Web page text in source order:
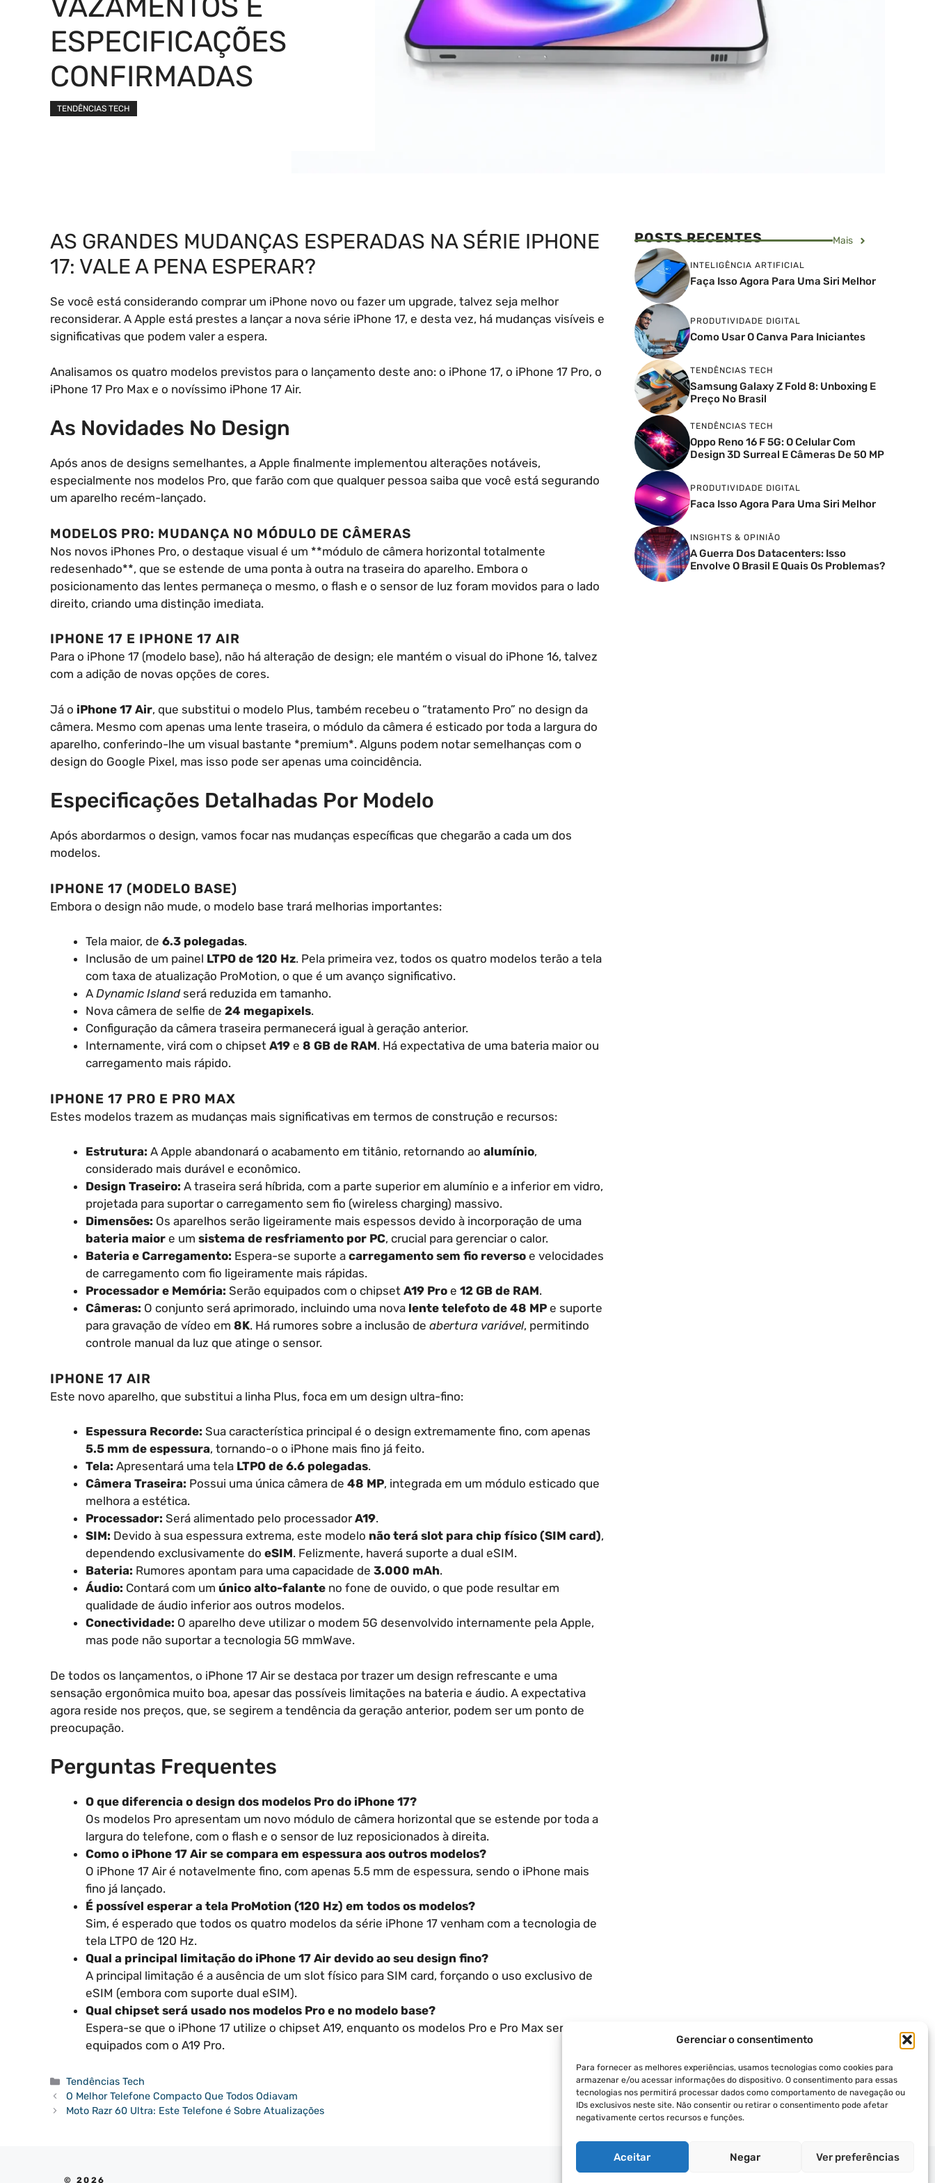
Gerenciar o consentimento
Para fornecer as melhores experiências, usamos tecnologias como cookies para
armazenar e/ou acessar informações do dispositivo. O consentimento para essas
tecnologias nos permitirá processar dados como comportamento de navegação ou
IDs exclusivos neste site. Não consentir ou retirar o consentimento pode afetar
negativamente certos recursos e funções.
Aceitar Negar Ver preferências
ESPECIFICAÇÕES
CONFIRMADAS
TENDÊNCIAS TECH
AS GRANDES MUDANÇAS ESPERADAS NA SÉRIE IPHONE
17: VALE A PENA ESPERAR?
Se você está considerando comprar um iPhone novo ou fazer um upgrade, talvez seja melhor
reconsiderar. A Apple está prestes a lançar a nova série iPhone 17, e desta vez, há mudanças visíveis e
significativas que podem valer a espera.
Analisamos os quatro modelos previstos para o lançamento deste ano: o iPhone 17, o iPhone 17 Pro, o
iPhone 17 Pro Max e o novíssimo iPhone 17 Air.
As Novidades No Design
Após anos de designs semelhantes, a Apple finalmente implementou alterações notáveis,
especialmente nos modelos Pro, que farão com que qualquer pessoa saiba que você está segurando
um aparelho recém-lançado.
MODELOS PRO: MUDANÇA NO MÓDULO DE CÂMERAS
Nos novos iPhones Pro, o destaque visual é um **módulo de câmera horizontal totalmente
redesenhado**, que se estende de uma ponta à outra na traseira do aparelho. Embora o
posicionamento das lentes permaneça o mesmo, o flash e o sensor de luz foram movidos para o lado
direito, criando uma distinção imediata.
IPHONE 17 E IPHONE 17 AIR
Para o iPhone 17 (modelo base), não há alteração de design; ele mantém o visual do iPhone 16, talvez
com a adição de novas opções de cores.
Já o iPhone 17 Air, que substitui o modelo Plus, também recebeu o “tratamento Pro” no design da
câmera. Mesmo com apenas uma lente traseira, o módulo da câmera é esticado por toda a largura do
aparelho, conferindo-lhe um visual bastante *premium*. Alguns podem notar semelhanças com o
design do Google Pixel, mas isso pode ser apenas uma coincidência.
Especificações Detalhadas Por Modelo
Após abordarmos o design, vamos focar nas mudanças específicas que chegarão a cada um dos
modelos.
IPHONE 17 (MODELO BASE)
Embora o design não mude, o modelo base trará melhorias importantes:
Tela maior, de 6.3 polegadas.
Inclusão de um painel LTPO de 120 Hz. Pela primeira vez, todos os quatro modelos terão a tela
com taxa de atualização ProMotion, o que é um avanço significativo.
A Dynamic Islandserá reduzida em tamanho.
Nova câmera de selfie de 24 megapixels.
Configuração da câmera traseira permanecerá igual à geração anterior.
Internamente, virá com o chipset A19 e 8 GB de RAM. Há expectativa de uma bateria maior ou
carregamento mais rápido.
IPHONE 17 PRO E PRO MAX
Estes modelos trazem as mudanças mais significativas em termos de construção e recursos:
Estrutura: A Apple abandonará o acabamento em titânio, retornando ao alumínio,
considerado mais durável e econômico.
Design Traseiro: A traseira será híbrida, com a parte superior em alumínio e a inferior em vidro,
projetada para suportar o carregamento sem fio (wireless charging) massivo.
Dimensões: Os aparelhos serão ligeiramente mais espessos devido à incorporação de uma
bateria maior e um sistema de resfriamento por PC, crucial para gerenciar o calor.
Bateria e Carregamento: Espera-se suporte a carregamento sem fio reverso e velocidades
de carregamento com fio ligeiramente mais rápidas.
Processador e Memória: Serão equipados com o chipset A19 Pro e 12 GB de RAM.
Câmeras: O conjunto será aprimorado, incluindo uma nova lente telefoto de 48 MP e suporte
para gravação de vídeo em 8K. Há rumores sobre a inclusão de abertura variável, permitindo
controle manual da luz que atinge o sensor.
IPHONE 17 AIR
Este novo aparelho, que substitui a linha Plus, foca em um design ultra-fino:
Espessura Recorde: Sua característica principal é o design extremamente fino, com apenas
5.5 mm de espessura, tornando-o o iPhone mais fino já feito.
Tela: Apresentará uma tela LTPO de 6.6 polegadas.
Câmera Traseira: Possui uma única câmera de 48 MP, integrada em um módulo esticado que
melhora a estética.
Processador: Será alimentado pelo processadorA19.
SIM: Devido à sua espessura extrema, este modelo não terá slot para chip físico (SIM card),
dependendo exclusivamente do eSIM. Felizmente, haverá suporte a dual eSIM.
Bateria: Rumores apontam para uma capacidade de 3.000 mAh.
Áudio: Contará com um único alto-falante no fone de ouvido, o que pode resultar em
qualidade de áudio inferior aos outros modelos.
Conectividade: O aparelho deve utilizar o modem 5G desenvolvido internamente pela Apple,
mas pode não suportar a tecnologia 5G mmWave.
De todos os lançamentos, o iPhone 17 Air se destaca por trazer um design refrescante e uma
sensação ergonômica muito boa, apesar das possíveis limitações na bateria e áudio. A expectativa
agora reside nos preços, que, se segirem a tendência da geração anterior, podem ser um ponto de
preocupação.
Perguntas Frequentes
O que diferencia o design dos modelos Pro do iPhone 17?
Os modelos Pro apresentam um novo módulo de câmera horizontal que se estende por toda a
largura do telefone, com o flash e o sensor de luz reposicionados à direita.
Como o iPhone 17 Air se compara em espessura aos outros modelos?
O iPhone 17 Air é notavelmente fino, com apenas 5.5 mm de espessura, sendo o iPhone mais
fino já lançado.
É possível esperar a tela ProMotion (120 Hz) em todos os modelos?
Sim, é esperado que todos os quatro modelos da série iPhone 17 venham com a tecnologia de
tela LTPO de 120 Hz.
Qual a principal limitação do iPhone 17 Air devido ao seu design fino?
A principal limitação é a ausência de um slot físico para SIM card, forçando o uso exclusivo de
eSIM (embora com suporte dual eSIM).
Qual chipset será usado nos modelos Pro e no modelo base?
Espera-se que o iPhone 17 utilize o chipset A19, enquanto os modelos Pro e Pro Max serão
equipados com o A19 Pro.
Categorias
Tendências Tech
O Melhor Telefone Compacto Que Todos Odiavam
Moto Razr 60 Ultra: Este Telefone é Sobre Atualizações
POSTS RECENTES Mais
INTELIGÊNCIA ARTIFICIAL
Faça Isso Agora Para Uma Siri Melhor
PRODUTIVIDADE DIGITAL
Como Usar O Canva Para Iniciantes
TENDÊNCIAS TECH
Samsung Galaxy Z Fold 8: Unboxing E
Preço No Brasil
TENDÊNCIAS TECH
Oppo Reno 16 F 5G: O Celular Com
Design 3D Surreal E Câmeras De 50 MP
PRODUTIVIDADE DIGITAL
Faca Isso Agora Para Uma Siri Melhor
INSIGHTS & OPINIÃO
A Guerra Dos Datacenters: Isso
Envolve O Brasil E Quais Os Problemas?
© 2026